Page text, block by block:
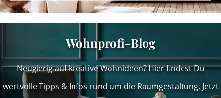
Wohnprofi-Blog
Neugierig auf kreative Wohnideen? Hier findest Du
wertvolle Tipps & Infos rund um die Raumgestaltung. Jetzt